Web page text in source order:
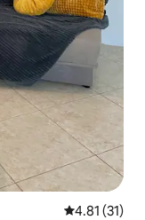
คะแนนเฉลี่ย
4.81 (31)